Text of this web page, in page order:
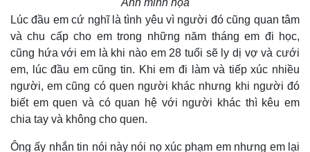
Ảnh minh họa
Lúc đầu em cứ nghĩ là tình yêu vì người đó cũng quan tâm
và chu cấp cho em trong những năm tháng em đi học,
cũng hứa với em là khi nào em 28 tuổi sẽ ly dị vợ và cưới
em, lúc đầu em cũng tin. Khi em đi làm và tiếp xúc nhiều
người, em cũng có quen người khác nhưng khi người đó
biết em quen và có quan hệ với người khác thì kêu em
chia tay và không cho quen.
Ông ấy nhắn tin nói này nói nọ xúc phạm em nhưng em lại